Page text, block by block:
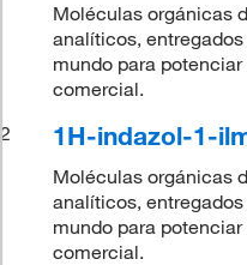
Moléculas orgánicas
analíticos,
mundo para
comercial.
2
1H-indazol-1-
Moléculas orgánicas
analíticos,
mundo para
comercial.